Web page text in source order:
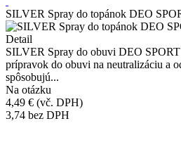
SILVER Spray do topánok DEO
Detail
SILVER Spray do obuvi DEO
prípravok do obuvi na neutralizáciu a
spôsobujú...
Na otázku
4,49 € (vč. DPH)
3,74 bez DPH